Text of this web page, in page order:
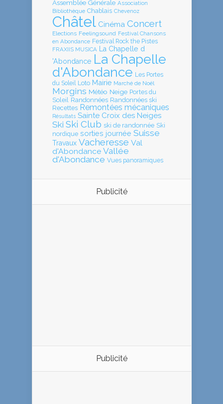
Assemblée Générale Association
Bibliothèque Chablais Chevenoz
Châtel Cinéma Concert
Elections Feelingsound Festival Chansons
en Abondance Festival Rock the Pistes
FRAXIIS MUSICA
La Chapelle d
'Abondance La Chapelle
d'Abondance Les Portes
du Soleil Loto Mairie Marché de Noël
Morgins Météo Neige Portes du
Soleil Randonnées Randonnées ski
Recettes Remontées mécaniques
Résultats Sainte Croix des Neiges
Ski Ski Club ski de randonnée Ski
nordique sorties journée Suisse
Travaux Vacheresse Val
d'Abondance Vallée
d'Abondance Vues panoramiques
Publicité
Publicité